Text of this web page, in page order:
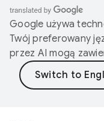
Google używa
Twój preferowany
przez AI mogą